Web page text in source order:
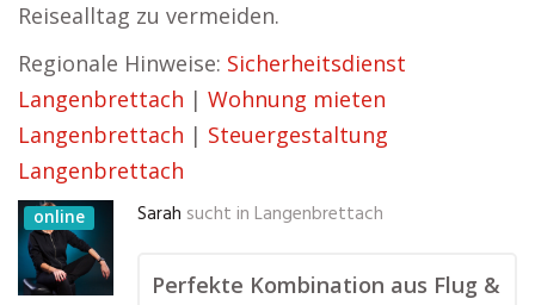
Reisealltag zu vermeiden.
Regionale Hinweise: Sicherheitsdienst
Langenbrettach | Wohnung mieten
Langenbrettach | Steuergestaltung
Langenbrettach
online Sarah sucht in Langenbrettach
Perfekte Kombination aus Flug &